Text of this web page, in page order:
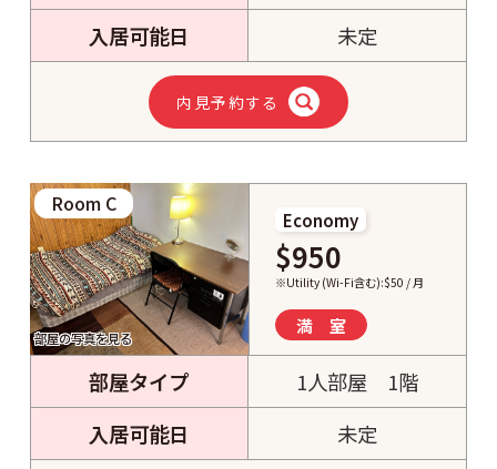
入居可能日
未定
内見予約する
Room C
部屋の写真を見る
Economy
$950
※Utility (Wi-Fi含む):$50 / 月
満 室
部屋タイプ
1人部屋 1階
入居可能日
未定